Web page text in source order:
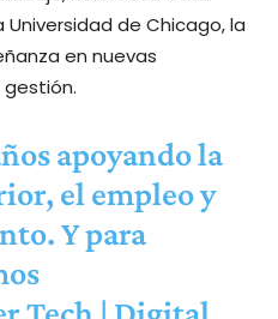
de Chicago, la
en nuevas
apoyando la
el empleo y
Y para